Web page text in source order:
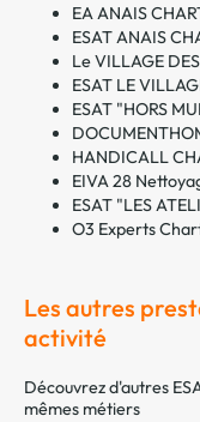
EA ANAIS
ESAT ANAIS
Le VILLAGE
ESAT LE
ESAT "HORS
HANDICALL
EIVA 28
ESAT "LES
O3 Experts
Les autres
activité
Découvrez d'autres
mêmes métiers